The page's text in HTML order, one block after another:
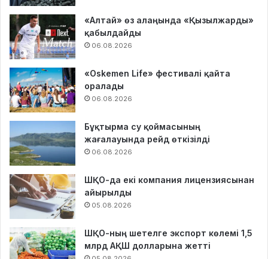
«Алтай» өз алаңында «Қызылжарды»
қабылдайды
06.08.2026
«Oskemen Life» фестивалі қайта
оралады
06.08.2026
Бұқтырма су қоймасының
жағалауында рейд өткізілді
06.08.2026
ШҚО-да екі компания лицензиясынан
айырылды
05.08.2026
ШҚО-ның шетелге экспорт көлемі 1,5
млрд АҚШ долларына жетті